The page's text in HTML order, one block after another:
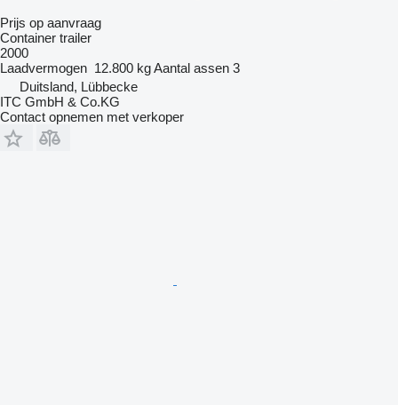
Prijs op aanvraag
Container trailer
2000
Laadvermogen 12.800 kgAantal assen 3
Duitsland, Lübbecke
ITC GmbH & Co.KG
Contact opnemen met verkoper